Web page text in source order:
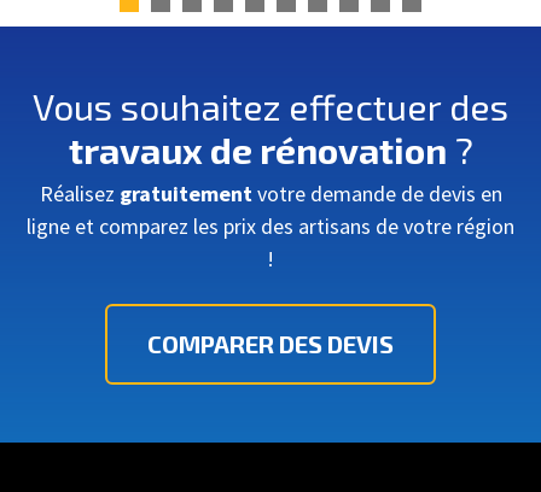
Vous souhaitez effectuer des
travaux de rénovation ?
Réalisez gratuitementvotre demande de devis en
ligne et comparez les prix des artisans de votre région
!
COMPARER DES DEVIS